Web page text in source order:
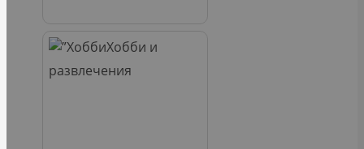
Хобби и
развлечения